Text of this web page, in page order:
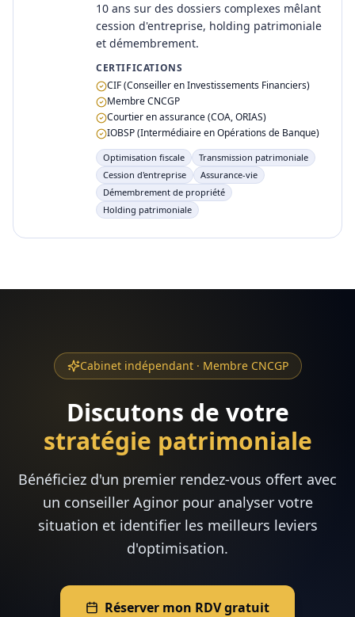
10 ans sur des dossiers complexes mêlant
cession d'entreprise, holding patrimoniale
et démembrement.
CERTIFICATIONS
CIF (Conseiller en Investissements Financiers)
Membre CNCGP
Courtier en assurance (COA, ORIAS)
IOBSP (Intermédiaire en Opérations de Banque)
Optimisation fiscale
Transmission patrimoniale
Cession d'entreprise
Assurance-vie
Démembrement de propriété
Holding patrimoniale
Cabinet indépendant · Membre CNCGP
Discutons de votre
stratégie patrimoniale
Bénéficiez d'un premier rendez-vous offert avec
un conseiller Aginor pour analyser votre
situation et identifier les meilleurs leviers
d'optimisation.
Réserver mon RDV gratuit